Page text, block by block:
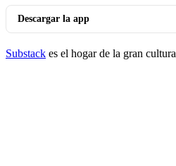
Descargar la app
Substack es el hogar de la gran cultura